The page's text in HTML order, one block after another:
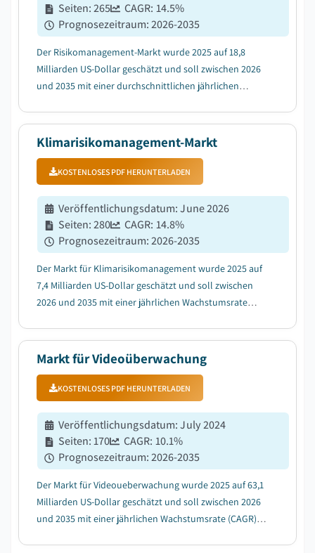
Seiten:265 CAGR: 14.5%
Prognosezeitraum:2026-2035
Der Risikomanagement-Markt wurde 2025 auf 18,8
Milliarden US-Dollar geschätzt und soll zwischen 2026
und 2035 mit einer durchschnittlichen jährlichen
Raffinesse von Cyberbedrohungen und Datenpannen....
Klimarisikomanagement-Markt
KOSTENLOSES PDF HERUNTERLADEN
Veröffentlichungsdatum:June 2026
Seiten:280 CAGR: 14.8%
Prognosezeitraum:2026-2035
Der Markt für Klimarisikomanagement wurde 2025 auf
7,4 Milliarden US-Dollar geschätzt und soll zwischen
2026 und 2035 mit einer jährlichen Wachstumsrate
Szenarioanalysen....
Markt für Videoüberwachung
KOSTENLOSES PDF HERUNTERLADEN
Veröffentlichungsdatum:July 2024
Seiten:170 CAGR: 10.1%
Prognosezeitraum:2026-2035
Der Markt für Videoueberwachung wurde 2025 auf 63,1
Milliarden US-Dollar geschätzt und soll zwischen 2026
und 2035 mit einer jährlichen Wachstumsrate (CAGR)